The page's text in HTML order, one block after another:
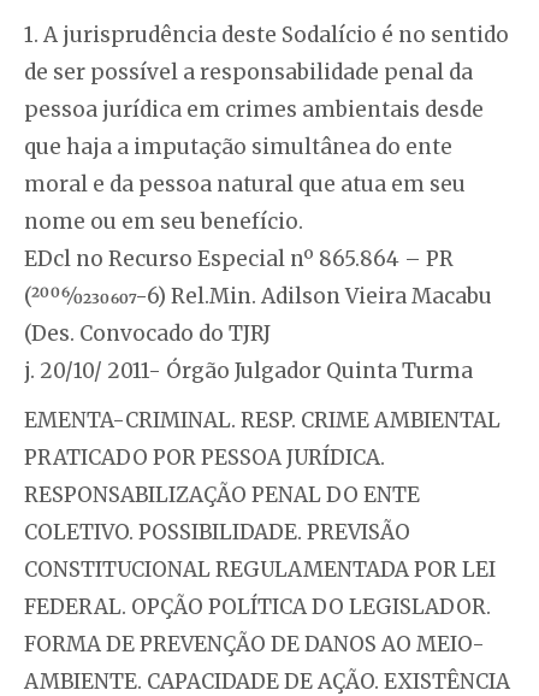
1. A jurisprudência deste Sodalício é no sentido
de ser possível a responsabilidade penal da
pessoa jurídica em crimes ambientais desde
que haja a imputação simultânea do ente
moral e da pessoa natural que atua em seu
nome ou em seu benefício.
EDcl no Recurso Especial nº 865.864 – PR
(2006⁄0230607-6) Rel.Min. Adilson Vieira Macabu
(Des. Convocado do TJRJ
j. 20/10/ 2011- Órgão Julgador Quinta Turma
EMENTA-CRIMINAL. RESP. CRIME AMBIENTAL
PRATICADO POR PESSOA JURÍDICA.
RESPONSABILIZAÇÃO PENAL DO ENTE
COLETIVO. POSSIBILIDADE. PREVISÃO
CONSTITUCIONAL REGULAMENTADA POR LEI
FEDERAL. OPÇÃO POLÍTICA DO LEGISLADOR.
FORMA DE PREVENÇÃO DE DANOS AO MEIO-
AMBIENTE. CAPACIDADE DE AÇÃO. EXISTÊNCIA